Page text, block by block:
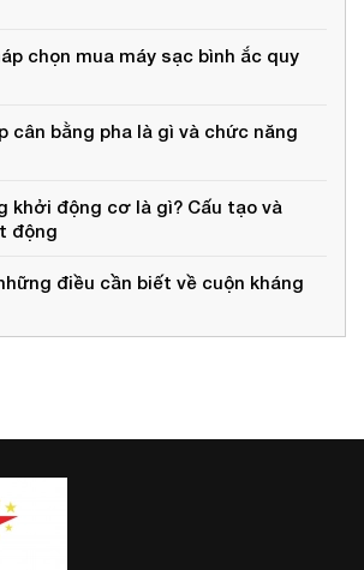
chọn mua máy sạc bình ắc quy
cân bằng pha là gì và chức năng
khởi động cơ là gì? Cấu tạo và
động
điều cần biết về cuộn kháng